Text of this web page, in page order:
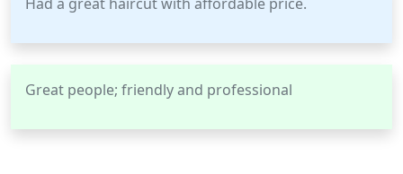
Great people; friendly and professional